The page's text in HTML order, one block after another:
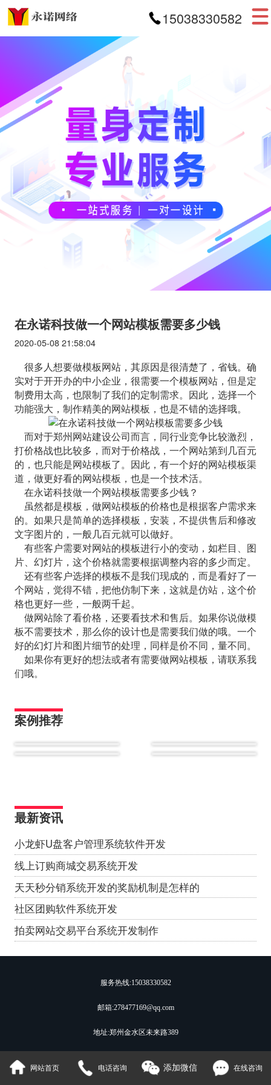
15038330582
首页
APP开发
小程序开发
案例展示
新闻资讯
关于我们
在永诺科技做一个网站模板需要多少钱
2020-05-08 21:58:04
很多人想要做模板网站，其原因是很清楚了，省钱。确
实对于开开办的中小企业，很需要一个模板网站，但是定
制费用太高，也限制了我们的定制需求。因此，选择一个
功能强大，制作精美的网站模板，也是不错的选择哦。
而对于郑州网站建设公司而言，同行业竞争比较激烈，
打价格战也比较多，而对于价格战，一个网站第到几百元
的，也只能是网站模板了。因此，有一个好的网站模板渠
道，做更好看的网站模板，也是一个技术活。
在永诺科技做一个网站模板需要多少钱？
虽然都是模板，做网站模板的价格也是根据客户需求来
的。如果只是简单的选择模板，安装，不提供售后和修改
文字图片的，一般几百元就可以做好。
有些客户需要对网站的模板进行小的变动，如栏目、图
片、幻灯片，这个价格就需要根据调整内容的多少而定。
还有些客户选择的模板不是我们现成的，而是看好了一
个网站，觉得不错，把他仿制下来，这就是仿站，这个价
格也更好一些，一般两千起。
做网站除了看价格，还要看技术和售后。如果你说做模
板不需要技术，那么你的设计也是需要我们做的哦。一个
好的幻灯片和图片细节的处理，同样是价不同，量不同。
如果你有更好的想法或者有需要做网站模板，请联系我
们哦。
案例推荐
最新资讯
小龙虾U盘客户管理系统软件开发
线上订购商城交易系统开发
天天秒分销系统开发的奖励机制是怎样的
社区团购软件系统开发
拍卖网站交易平台系统开发制作
服务热线:15038330582
邮箱:278477169@qq.com
地址:郑州金水区未来路389
网站首页 电话咨询 添加微信 在线咨询